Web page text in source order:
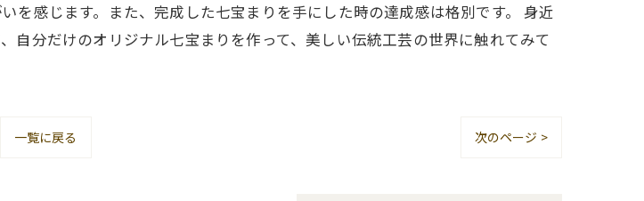
を感じます。また、完成した七宝まりを手にした時の達成感は格別です。 身近
自分だけのオリジナル七宝まりを作って、美しい伝統工芸の世界に触れてみて
一覧に戻る 次のページ >